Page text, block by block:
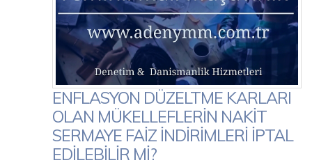
ENFLASYON DÜZELTME KARLARI
OLAN MÜKELLEFLERİN NAKİT
SERMAYE FAİZ İNDİRİMLERİ İPTAL
EDİLEBİLİR Mİ?